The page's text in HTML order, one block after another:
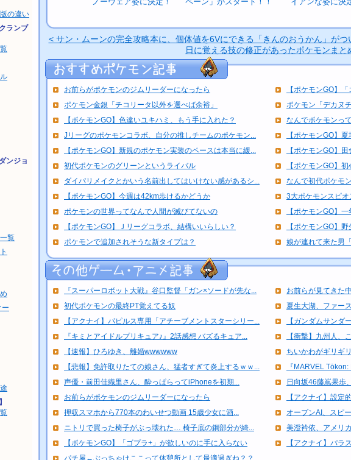
の違い
ランブ
ンジョ
覧
ー
< サン・ムーンの完全攻略本に、個体値を6Vにできる「きんのおうかん」がつ
日に覚える技の修正があったポケモンまと
お前らがポケモンのジムリーダーになったら
【ポケモンGO】
ポケモン金銀「チコリータ以外を選べば余裕」
ポケモン「デカヌ
【ポケモンGO】色違いユキハミ、もう手に入れた？
なんでポケモンっ
Jリーグのポケモンコラボ、自分の推しチームのポケモン...
【ポケモンGO】
【ポケモンGO】新規のポケモン実装のペースは本当に緩...
【ポケモンGO】
初代ポケモンのグリーンというライバル
【ポケモンGO】
ダイパリメイクとかいう名前出してはいけない感があるシ...
なんで初代ポケモ
【ポケモンGO】今週は42km歩けるかどうか
3大ポケモンスピ
ポケモンの世界ってなんで人間が滅びてないの
【ポケモンGO】
【ポケモンGO】Ｊリーグコラボ、結構いいらしい？
【ポケモンGO】
ポケモンで追加されそうな新タイプは？
娘が連れて来た男
『スーパーロボット大戦』谷口監督「ガン×ソードが先な...
お前らが見てきた
初代ポケモンの最終PT覚えてる奴
夏生大湖、ファー
【アクナイ】パピルス専用「アチーブメントスターシリー...
【ガンダムサンダ
『キミとアイドルプリキュア♪』2話感想 バズるキュア...
【衝撃】九州人、
【速報】ひろゆき、離婚wwwwww
ちいかわがギリギ
【悲報】免許取りたての娘さん、猛者すぎて炎上するｗｗ...
『MARVEL
声優・前田佳織里さん、酔っぱらってiPhoneを初期...
日向坂46藤嶌果歩
お前らがポケモンのジムリーダーになったら
【アクナイ】設定
押収スマホから770本のわいせつ動画 15歳少女に酒...
オープンAI、スピ
ニトリで買った椅子がぶっ壊れた… 椅子底の鋼部分が綺...
美澄衿依、アメリ
【ポケモンGO】「ゴプラ+」が欲しいのに手に入らない
【アクナイ】パ